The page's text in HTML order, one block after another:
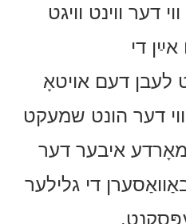
דער ווינט וויגט
די
לעבן דעם אויטאָ
דער הונט שמעקט
איבער דער
די גלילער